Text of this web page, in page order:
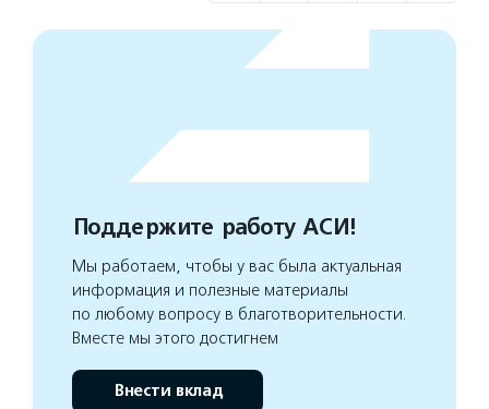
Поддержите работу АСИ!
Мы работаем, чтобы у вас была актуальная
информация и полезные материалы
по любому вопросу в благотворительности.
Вместе мы этого достигнем
Внести вклад